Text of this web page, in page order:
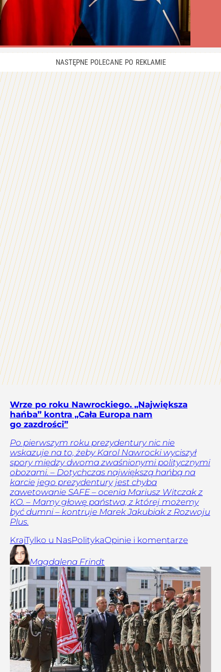
Wrze po roku Nawrockiego. „Największa
hańba” kontra „Cała Europa nam
go zazdrości”
Po pierwszym roku prezydentury nic nie
wskazuje na to, żeby Karol Nawrocki wyciszył
spory między dwoma zwaśnionymi politycznymi
obozami. – Dotychczas największą hańbą na
karcie jego prezydentury jest chyba
zawetowanie SAFE – ocenia Mariusz Witczak z
KO. – Mamy głowę państwa, z której możemy
być dumni – kontruje Marek Jakubiak z Rozwoju
Plus.
KrajTylko u NasPolitykaOpinie i komentarze
Magdalena Frindt